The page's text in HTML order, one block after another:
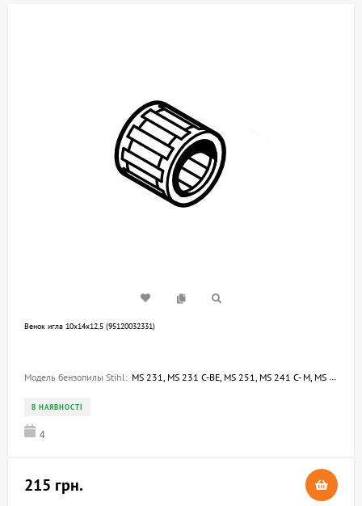
Венок игла 10х14х12,5 (95120032331)
Модель бензопилы Stihl: MS 231, MS 231 C-BE, MS 251, MS 241 C- M, MS 212, MS 212 C-BE
В НАЯВНОСТІ
4
215 грн.